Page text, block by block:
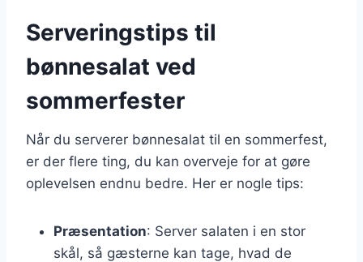
Serveringstips til
bønnesalat ved
sommerfester
Når du serverer bønnesalat til en sommerfest,
er der flere ting, du kan overveje for at gøre
oplevelsen endnu bedre. Her er nogle tips:
Præsentation: Server salaten i en stor
skål, så gæsterne kan tage, hvad de